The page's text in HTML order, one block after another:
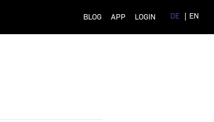
DE EN
BLOG APP LOGIN